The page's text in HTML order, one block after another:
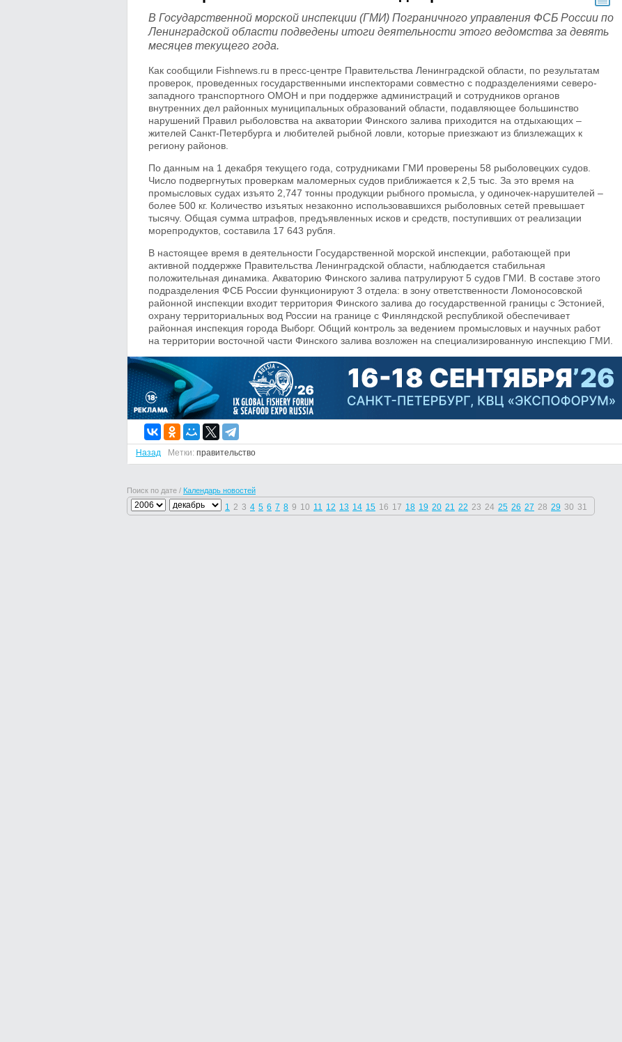
В Государственной морской инспекции (ГМИ) Пограничного управления ФСБ России по
Ленинградской области подведены итоги деятельности этого ведомства за девять
месяцев текущего года.
Как сообщили Fishnews.ru в пресс-центре Правительства Ленинградской области, по результатам
проверок, проведенных государственными инспекторами совместно с подразделениями северо-
западного транспортного ОМОН и при поддержке администраций и сотрудников органов
внутренних дел районных муниципальных образований области, подавляющее большинство
нарушений Правил рыболовства на акватории Финского залива приходится на отдыхающих –
жителей Санкт-Петербурга и любителей рыбной ловли, которые приезжают из близлежащих к
региону районов.
По данным на 1 декабря текущего года, сотрудниками ГМИ проверены 58 рыболовецких судов.
Число подвергнутых проверкам маломерных судов приближается к 2,5 тыс. За это время на
промысловых судах изъято 2,747 тонны продукции рыбного промысла, у одиночек-нарушителей –
более 500 кг. Количество изъятых незаконно использовавшихся рыболовных сетей превышает
тысячу. Общая сумма штрафов, предъявленных исков и средств, поступивших от реализации
морепродуктов, составила 17 643 рубля.
В настоящее время в деятельности Государственной морской инспекции, работающей при
активной поддержке Правительства Ленинградской области, наблюдается стабильная
положительная динамика. Акваторию Финского залива патрулируют 5 судов ГМИ. В составе этого
подразделения ФСБ России функционируют 3 отдела: в зону ответственности Ломоносовской
районной инспекции входит территория Финского залива до государственной границы с Эстонией,
охрану территориальных вод России на границе с Финляндской республикой обеспечивает
районная инспекция города Выборг. Общий контроль за ведением промысловых и научных работ
на территории восточной части Финского залива возложен на специализированную инспекцию ГМИ.
Назад Метки: правительство
Поиск по дате / Календарь новостей
1 2 3 4 5 6 7 8 9 10 11 12 13 14 15 16 17 18 19 20 21 22 23 24 25 26 27 28 29 30 31